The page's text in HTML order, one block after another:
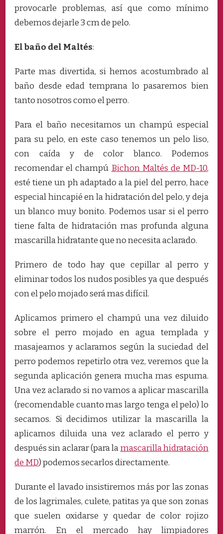
provocarle problemas, así que como mínimo
debemos dejarle 3 cm de pelo.
El baño del Maltés:
Parte mas divertida, si hemos acostumbrado al
baño desde edad temprana lo pasaremos bien
tanto nosotros como el perro.
Para el baño necesitamos un champú especial
para su pelo, en este caso tenemos un pelo liso,
con caída y de color blanco. Podemos
recomendar el champú Bichon Maltés de MD-10,
esté tiene un ph adaptado a la piel del perro, hace
especial hincapié en la hidratación del pelo, y deja
un blanco muy bonito. Podemos usar si el perro
tiene falta de hidratación mas profunda alguna
mascarilla hidratante que no necesita aclarado.
Primero de todo hay que cepillar al perro y
eliminar todos los nudos posibles ya que después
con el pelo mojado será mas difícil.
Aplicamos primero el champú una vez diluido
sobre el perro mojado en agua templada y
masajeamos y aclaramos según la suciedad del
perro podemos repetirlo otra vez, veremos que la
segunda aplicación genera mucha mas espuma.
Una vez aclarado si no vamos a aplicar mascarilla
(recomendable cuanto mas largo tenga el pelo) lo
secamos. Si decidimos utilizar la mascarilla la
aplicamos diluida una vez aclarado el perro y
después sin aclarar (para lamascarilla hidratación
de MD) podemos secarlos directamente.
Durante el lavado insistiremos más por las zonas
de los lagrimales, culete, patitas ya que son zonas
que suelen oxidarse y quedar de color rojizo
marrón. En el mercado hay limpiadores